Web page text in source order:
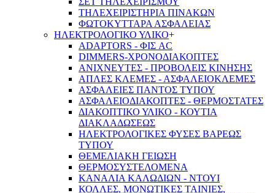
ΤΗΛΕΧΕΙΡΙΣΤΗΡΙΑ ΠΙΝΑΚΩΝ
ΦΩΤΟΚΥΤΤΑΡΑ ΑΣΦΑΛΕΙΑΣ
ΗΛΕΚΤΡΟΛΟΓΙΚΟ ΥΛΙΚΟ+
ADAPTORS - ΦΙΣ AC
DIMMERS-ΧΡΟΝΟΔΙΑΚΟΠΤΕΣ
ΑΝΙΧΝΕΥΤΕΣ - ΠΡΟΒΟΛΕΙΣ ΚΙΝΗΣΗΣ
ΑΠΛΕΣ ΚΛΕΜΕΣ - ΑΣΦΑΛΕΙΟΚΛΕΜΕΣ
ΑΣΦΑΛΕΙΕΣ ΠΑΝΤΟΣ ΤΥΠΟΥ
ΑΣΦΑΛΕΙΟΔΙΑΚΟΠΤΕΣ - ΘΕΡΜΟΣΤΑΤΕΣ
ΔΙΑΚΟΠΤΙΚΟ ΥΛΙΚΟ - ΚΟΥΤΙΑ
ΔΙΑΚΛΑΔΩΣΕΩΣ
ΗΛΕΚΤΡΟΛΟΓΙΚΕΣ ΦΥΣΕΣ ΒΑΡΕΩΣ
ΤΥΠΟΥ
ΘΕΜΕΛΙΑΚΗ ΓΕΙΩΣΗ
ΘΕΡΜΟΣΥΣΤΕΛΟΜΕΝΑ
ΚΑΝΑΛΙΑ ΚΑΛΩΔΙΩΝ - ΝΤΟΥΙ
ΚΟΛΛΕΣ, ΜΟΝΩΤΙΚΕΣ ΤΑΙΝΙΕΣ,